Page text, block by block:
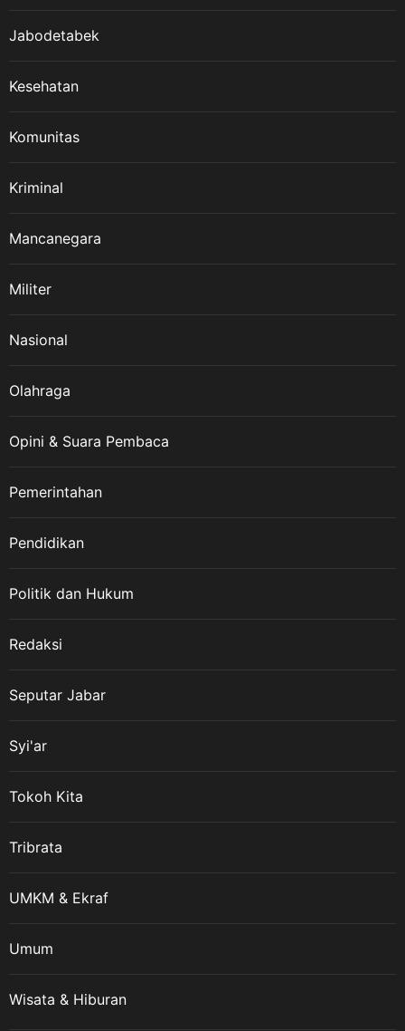
Jabodetabek
Kesehatan
Komunitas
Kriminal
Mancanegara
Militer
Nasional
Olahraga
Opini & Suara Pembaca
Pemerintahan
Pendidikan
Politik dan Hukum
Redaksi
Seputar Jabar
Syi'ar
Tokoh Kita
Tribrata
UMKM & Ekraf
Umum
Wisata & Hiburan